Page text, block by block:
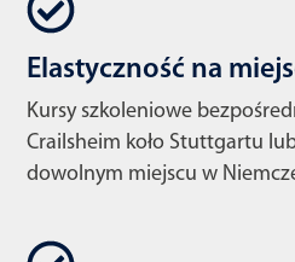
Elastyczność na
Kursy szkoleniowe
Crailsheim koło Stuttgartu
dowolnym miejscu w